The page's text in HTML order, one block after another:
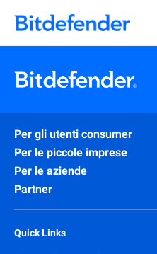
Per gli utenti consumer
Per le piccole imprese
Per le aziende
Partner
Quick Links